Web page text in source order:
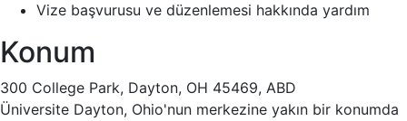
Vize başvurusu ve düzenlemesi hakkında yardım
Konum
300 College Park, Dayton, OH 45469, ABD
Üniversite Dayton, Ohio'nun merkezine yakın bir konumda